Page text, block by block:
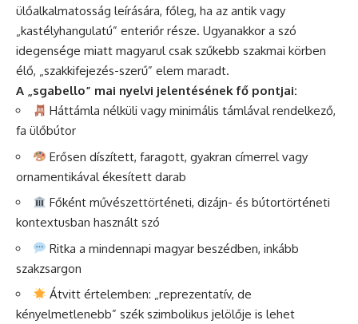
ülőalkalmatosság leírására, főleg, ha az antik vagy
„kastélyhangulatú” enteriőr része. Ugyanakkor a szó
idegensége miatt magyarul csak szűkebb szakmai körben
élő, „szakkifejezés-szerű” elem maradt.
A „sgabello” mai nyelvi jelentésének fő pontjai:
Háttámla nélküli vagy minimális támlával rendelkező,
fa ülőbútor
Erősen díszített, faragott, gyakran címerrel vagy
ornamentikával ékesített darab
Főként művészettörténeti, dizájn- és bútortörténeti
kontextusban használt szó
Ritka a mindennapi magyar beszédben, inkább
szakzsargon
Átvitt értelemben: „reprezentatív, de
kényelmetlenebb” szék szimbolikus jelölője is lehet